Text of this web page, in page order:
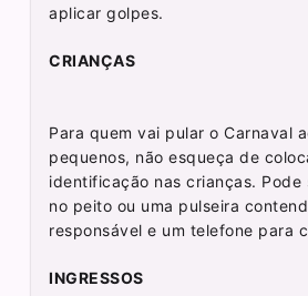
aplicar golpes.
CRIANÇAS
Para quem vai pular o Carnaval
pequenos, não esqueça de
identificação nas crianças. Pode
no peito ou uma pulseira
responsável e um telefone para
INGRESSOS